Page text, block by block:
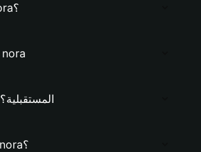
ما هي محفظة nora؟
أسباب تميز عملة nora
ما إمكانات nora المستقبلية؟
هل سيرتفع سعر nora؟